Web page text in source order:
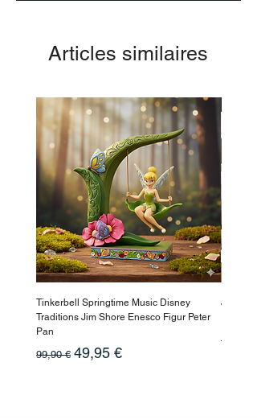
Articles similaires
Tinkerbell Springtime Music Disney
Traditions Jim Shore Enesco Figur Peter
Pan
Prix original
99,90 € Prix promotionnel
49,95 €
Jasmin
Prix
199,90 €